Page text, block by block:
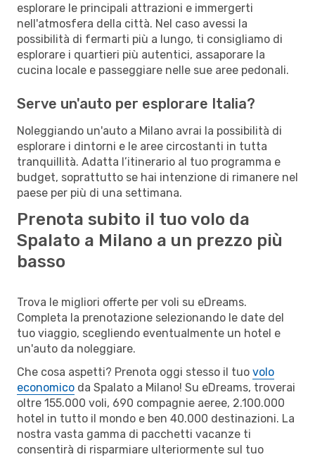
esplorare le principali attrazioni e immergerti
nell'atmosfera della città. Nel caso avessi la
possibilità di fermarti più a lungo, ti consigliamo di
esplorare i quartieri più autentici, assaporare la
cucina locale e passeggiare nelle sue aree pedonali.
Serve un'auto per esplorare Italia?
Noleggiando un'auto a Milano avrai la possibilità di
esplorare i dintorni e le aree circostanti in tutta
tranquillità. Adatta l’itinerario al tuo programma e
budget, soprattutto se hai intenzione di rimanere nel
paese per più di una settimana.
Prenota subito il tuo volo da
Spalato a Milano a un prezzo più
basso
Trova le migliori offerte per voli su eDreams.
Completa la prenotazione selezionando le date del
tuo viaggio, scegliendo eventualmente un hotel e
un'auto da noleggiare.
Che cosa aspetti? Prenota oggi stesso il tuo volo
economico da Spalato a Milano! Su eDreams, troverai
oltre 155.000 voli, 690 compagnie aeree, 2.100.000
hotel in tutto il mondo e ben 40.000 destinazioni. La
nostra vasta gamma di pacchetti vacanze ti
consentirà di risparmiare ulteriormente sul tuo